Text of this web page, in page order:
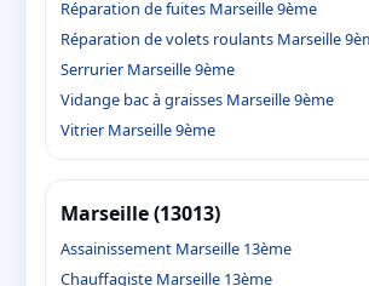
Réparation de fuites Marseille 9ème
Réparation de volets roulants Marseille
Serrurier Marseille 9ème
Vidange bac à graisses Marseille 9ème
Vitrier Marseille 9ème
Marseille (13013)
Assainissement Marseille 13ème
Chauffagiste Marseille 13ème